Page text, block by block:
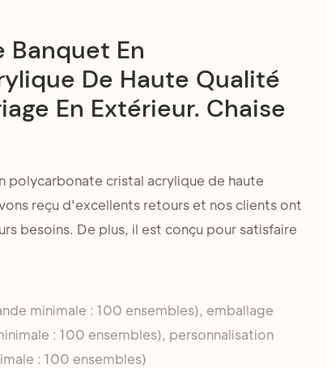
Banquet En
De Haute Qualité
En Extérieur. Chaise
polycarbonate cristal acrylique de haute
reçu d'excellents retours et nos clients ont
besoins. De plus, il est conçu pour satisfaire
minimale : 100 ensembles), emballage
: 100 ensembles), personnalisation
: 100 ensembles)